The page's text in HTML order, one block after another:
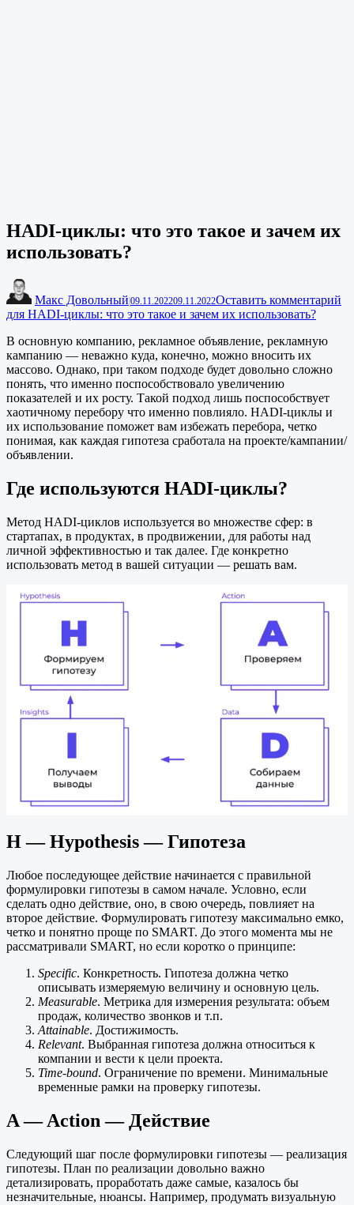
HADI-циклы: что это такое и зачем их
использовать?
Макс Довольный 09.11.202209.11.2022Оставить комментарий
для HADI-циклы: что это такое и зачем их использовать?
В основную компанию, рекламное объявление, рекламную
кампанию — неважно куда, конечно, можно вносить их
массово. Однако, при таком подходе будет довольно сложно
понять, что именно поспособствовало увеличению
показателей и их росту. Такой подход лишь поспособствует
хаотичному перебору что именно повлияло. HADI-циклы и
их использование поможет вам избежать перебора, четко
понимая, как каждая гипотеза сработала на проекте/кампании/
объявлении.
Где используются HADI-циклы?
Метод HADI-циклов используется во множестве сфер: в
стартапах, в продуктах, в продвижении, для работы над
личной эффективностью и так далее. Где конкретно
использовать метод в вашей ситуации — решать вам.
Н — Hypothesis — Гипотеза
Любое последующее действие начинается с правильной
формулировки гипотезы в самом начале. Условно, если
сделать одно действие, оно, в свою очередь, повлияет на
второе действие. Формулировать гипотезу максимально емко,
четко и понятно проще по SMART. До этого момента мы не
рассматривали SMART, но если коротко о принципе:
Specific. Конкретность. Гипотеза должна четко
описывать измеряемую величину и основную цель.
Measurable. Метрика для измерения результата: объем
продаж, количество звонков и т.п.
Attainable. Достижимость.
Relevant. Выбранная гипотеза должна относиться к
компании и вести к цели проекта.
Time-bound. Ограничение по времени. Минимальные
временные рамки на проверку гипотезы.
A — Action — Действие
Следующий шаг после формулировки гипотезы — реализация
гипотезы. План по реализации довольно важно
детализировать, проработать даже самые, казалось бы
незначительные, нюансы. Например, продумать визуальную